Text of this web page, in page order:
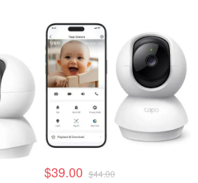
$39.00 $44.00